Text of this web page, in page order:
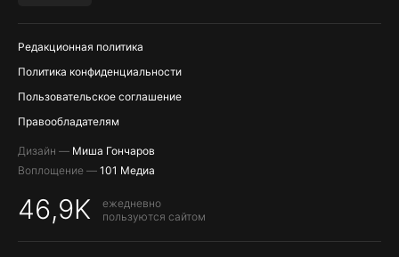
Редакционная политика
Политика конфиденциальности
Пользовательское соглашение
Правообладателям
Дизайн — Миша Гончаров
Воплощение — 101 Медиа
46,9K
ежедневно
пользуются сайтом